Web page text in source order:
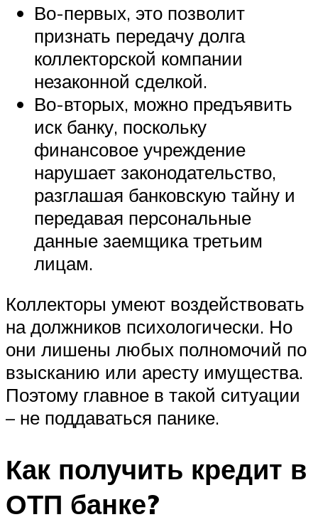
Во-первых, это позволит
признать передачу долга
коллекторской компании
незаконной сделкой.
Во-вторых, можно предъявить
иск банку, поскольку
финансовое учреждение
нарушает законодательство,
разглашая банковскую тайну и
передавая персональные
данные заемщика третьим
лицам.
Коллекторы умеют воздействовать
на должников психологически. Но
они лишены любых полномочий по
взысканию или аресту имущества.
Поэтому главное в такой ситуации
– не поддаваться панике.
Как получить кредит в
ОТП банке?